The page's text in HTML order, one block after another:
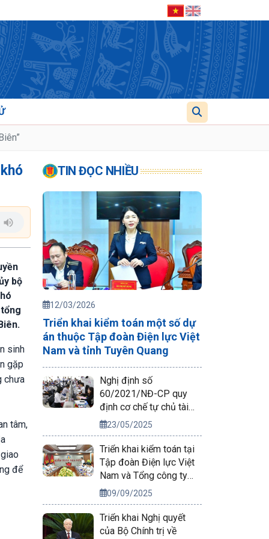
bộ
sinh
gặp
chưa
tâm,
để
TIN ĐỌC NHIỀU
12/03/2026
Triển khai kiểm toán một số dự
án thuộc Tập đoàn Điện lực Việt
Nam và tỉnh Tuyên Quang
Nghị định số
60/2021/NĐ-CP quy
định cơ chế tự chủ tài
chính của đơn vị sự
nghiệp công lập
23/05/2025
Triển khai kiểm toán tại
Tập đoàn Điện lực Việt
Nam và Tổng công ty
Phát điện 2
09/09/2025
Triển khai Nghị quyết
của Bộ Chính trị về